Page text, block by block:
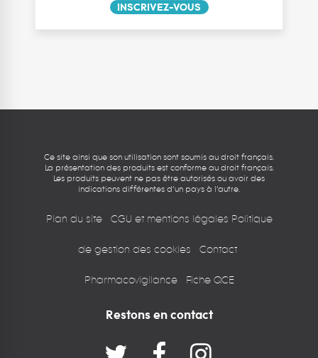
INSCRIVEZ-VOUS
Ce site ainsi que son utilisation sont soumis au droit français.
La présentation des produits est conforme au droit français.
Les produits peuvent ne pas être autorisés ou avoir des
indications différentes d’un pays à l’autre.
Plan du site CGU et mentions légales Politique
de gestion des cookies Contact
Pharmacovigilance Fiche QCE
Restons en contact